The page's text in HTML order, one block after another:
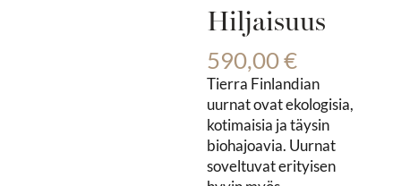
Hiljaisuus
590,00€
Tierra Finlandian
uurnat ovat ekologisia,
kotimaisia ja täysin
biohajoavia. Uurnat
soveltuvat erityisen